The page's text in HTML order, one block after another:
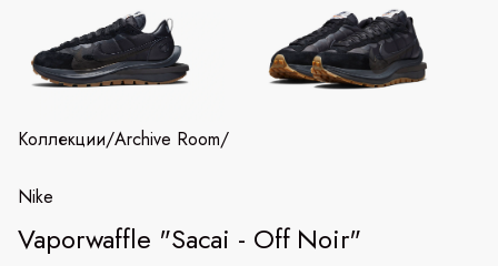
Коллекции/Archive Room/
Nike
Vaporwaffle "Sacai - Off Noir"